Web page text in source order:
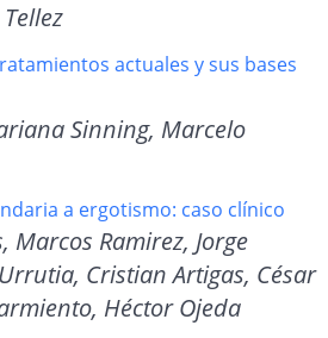
actuales y sus bases
Sinning, Marcelo
a ergotismo: caso clínico
Marcos Ramirez, Jorge
Cristian Artigas, César
Héctor Ojeda